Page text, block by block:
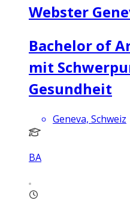
Webster
Bachelor of
mit
Gesundheit
Geneva, Schweiz
BA